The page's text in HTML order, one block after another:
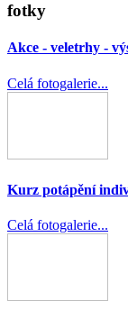
fotky
Akce - veletrhy -
Celá fotogalerie...
Kurz potápění
Celá fotogalerie...